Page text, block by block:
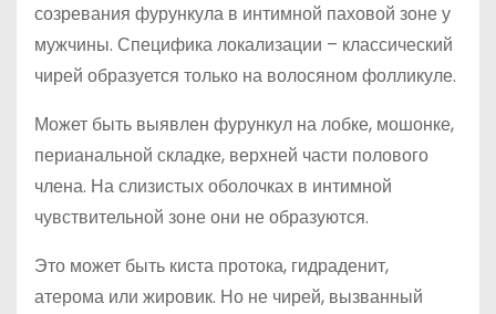
созревания фурункула в интимной паховой зоне у
мужчины. Специфика локализации – классический
чирей образуется только на волосяном фолликуле.
Может быть выявлен фурункул на лобке, мошонке,
перианальной складке, верхней части полового
члена. На слизистых оболочках в интимной
чувствительной зоне они не образуются.
Это может быть киста протока, гидраденит,
атерома или жировик. Но не чирей, вызванный